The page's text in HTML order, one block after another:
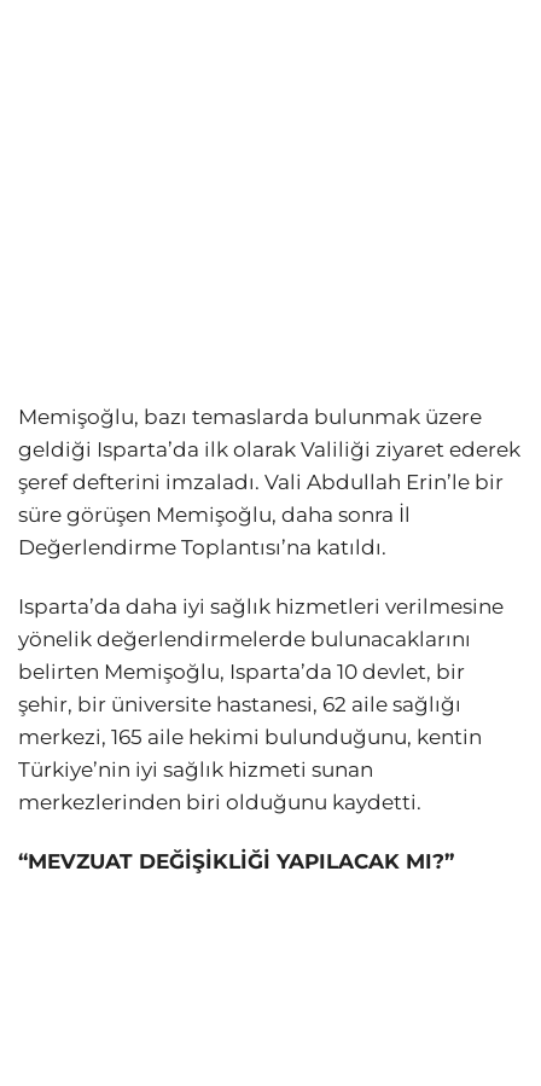
Memişoğlu, bazı temaslarda bulunmak üzere
geldiği Isparta’da ilk olarak Valiliği ziyaret ederek
şeref defterini imzaladı. Vali Abdullah Erin’le bir
süre görüşen Memişoğlu, daha sonra İl
Değerlendirme Toplantısı’na katıldı.
Isparta’da daha iyi sağlık hizmetleri verilmesine
yönelik değerlendirmelerde bulunacaklarını
belirten Memişoğlu, Isparta’da 10 devlet, bir
şehir, bir üniversite hastanesi, 62 aile sağlığı
merkezi, 165 aile hekimi bulunduğunu, kentin
Türkiye’nin iyi sağlık hizmeti sunan
merkezlerinden biri olduğunu kaydetti.
“MEVZUAT DEĞİŞİKLİĞİ YAPILACAK MI?”